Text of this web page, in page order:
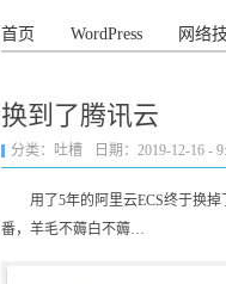
首页 WordPress 网络
换到了腾讯云
分类： 吐槽 日期：2019-12-16 -
用了5年的阿里云ECS终于换掉
番，羊毛不薅白不薅…